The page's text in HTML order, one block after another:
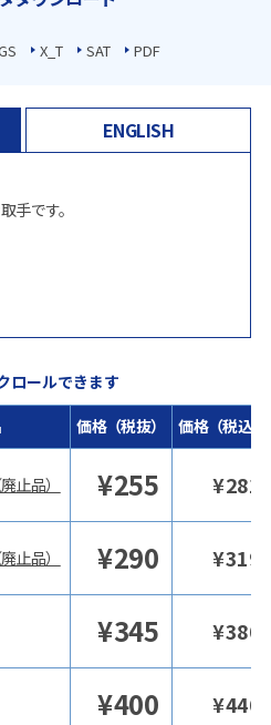
X_T SAT PDF
ENGLISH
手です。
ロールできます
価格（税抜） 価格（税込）
止品） ¥255 ¥281
止品） ¥290 ¥319
¥345 ¥380
¥400 ¥440